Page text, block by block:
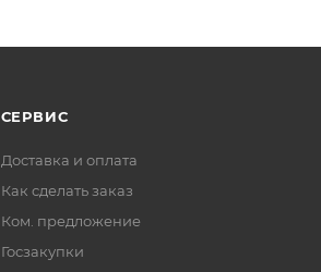
СЕРВИС
Доставка и оплата
Как сделать заказ
Ком. предложение
Госзакупки